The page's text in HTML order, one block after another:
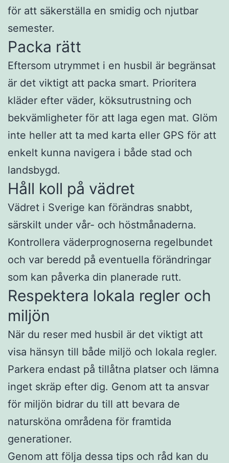
för att säkerställa en smidig och njutbar
semester.
Packa rätt
Eftersom utrymmet i en husbil är begränsat
är det viktigt att packa smart. Prioritera
kläder efter väder, köksutrustning och
bekvämligheter för att laga egen mat. Glöm
inte heller att ta med karta eller GPS för att
enkelt kunna navigera i både stad och
landsbygd.
Håll koll på vädret
Vädret i Sverige kan förändras snabbt,
särskilt under vår- och höstmånaderna.
Kontrollera väderprognoserna regelbundet
och var beredd på eventuella förändringar
som kan påverka din planerade rutt.
Respektera lokala regler och
miljön
När du reser med husbil är det viktigt att
visa hänsyn till både miljö och lokala regler.
Parkera endast på tillåtna platser och lämna
inget skräp efter dig. Genom att ta ansvar
för miljön bidrar du till att bevara de
natursköna områdena för framtida
generationer.
Genom att följa dessa tips och råd kan du